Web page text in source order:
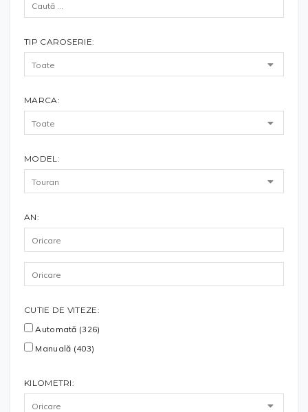
TIP CAROSERIE:
MARCA:
MODEL:
AN:
CUTIE DE VITEZE:
Automată (326)
Manuală (403)
KILOMETRI: